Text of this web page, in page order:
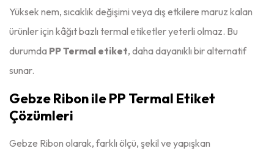
Yüksek nem, sıcaklık değişimi veya dış etkilere maruz kalan
ürünler için kâğıt bazlı termal etiketler yeterli olmaz. Bu
durumda PP Termal etiket, daha dayanıklı bir alternatif
sunar.
Gebze Ribon ile PP Termal Etiket
Çözümleri
Gebze Ribon olarak, farklı ölçü, şekil ve yapışkan